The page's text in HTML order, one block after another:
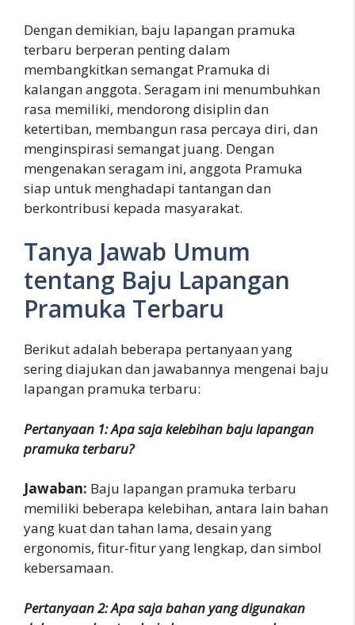
Dengan demikian, baju lapangan pramuka
terbaru berperan penting dalam
membangkitkan semangat Pramuka di
kalangan anggota. Seragam ini menumbuhkan
rasa memiliki, mendorong disiplin dan
ketertiban, membangun rasa percaya diri, dan
menginspirasi semangat juang. Dengan
mengenakan seragam ini, anggota Pramuka
siap untuk menghadapi tantangan dan
berkontribusi kepada masyarakat.
Tanya Jawab Umum
tentang Baju Lapangan
Pramuka Terbaru
Berikut adalah beberapa pertanyaan yang
sering diajukan dan jawabannya mengenai baju
lapangan pramuka terbaru:
Pertanyaan 1: Apa saja kelebihan baju lapangan
pramuka terbaru?
Jawaban: Baju lapangan pramuka terbaru
memiliki beberapa kelebihan, antara lain bahan
yang kuat dan tahan lama, desain yang
ergonomis, fitur-fitur yang lengkap, dan simbol
kebersamaan.
Pertanyaan 2: Apa saja bahan yang digunakan